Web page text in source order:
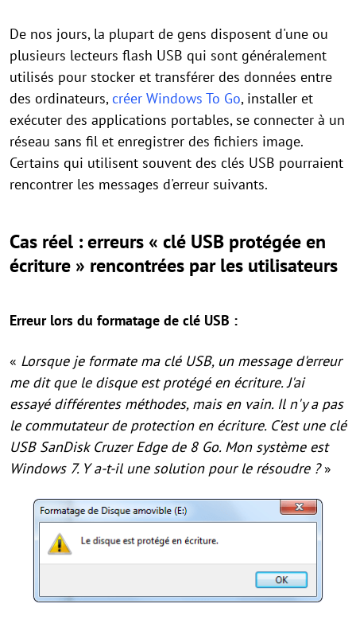
De nos jours, la plupart de gens disposent d'une ou
plusieurs lecteurs flash USB qui sont généralement
utilisés pour stocker et transférer des données entre
des ordinateurs, créer Windows To Go, installer et
exécuter des applications portables, se connecter à un
réseau sans fil et enregistrer des fichiers image.
Certains qui utilisent souvent des clés USB pourraient
rencontrer les messages d'erreur suivants.
Cas réel : erreurs « clé USB protégée en
écriture » rencontrées par les utilisateurs
Erreur lors du formatage de clé USB :
« Lorsque je formate ma clé USB, un message d'erreur
me dit que le disque est protégé en écriture. J'ai
essayé différentes méthodes, mais en vain. Il n'y a pas
le commutateur de protection en écriture. C'est une clé
USB SanDisk Cruzer Edge de 8 Go. Mon système est
Windows 7. Y a-t-il une solution pour le résoudre ?»